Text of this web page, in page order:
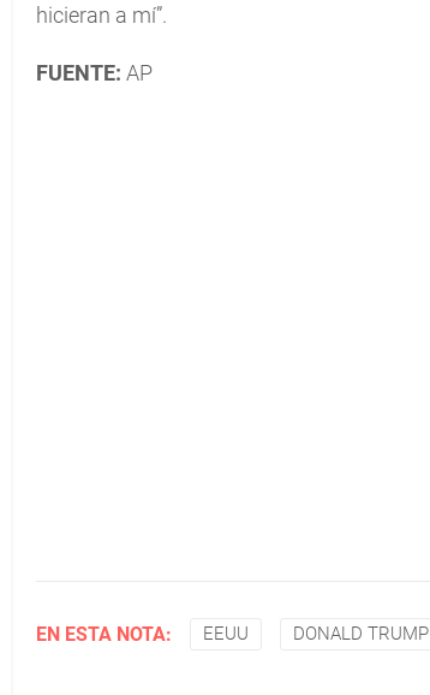
hicieran a mí”.
FUENTE: AP
EN ESTA NOTA: EEUU DONALD TRUMP